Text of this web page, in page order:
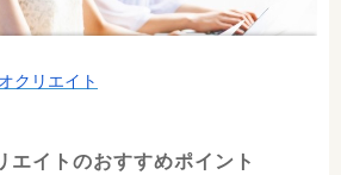
クリエイト
エイトのおすすめポイント